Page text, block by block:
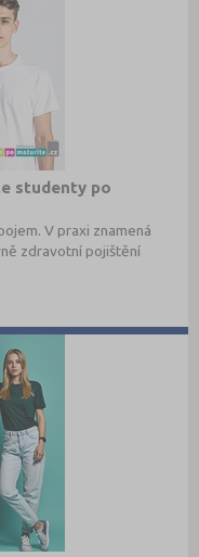
studenty po
V praxi znamená
zdravotní pojištění